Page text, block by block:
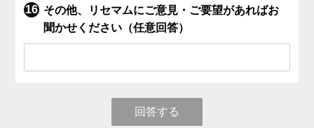
その他、リセマムにご意見・ご要望があればお
聞かせください（任意回答）
回答する